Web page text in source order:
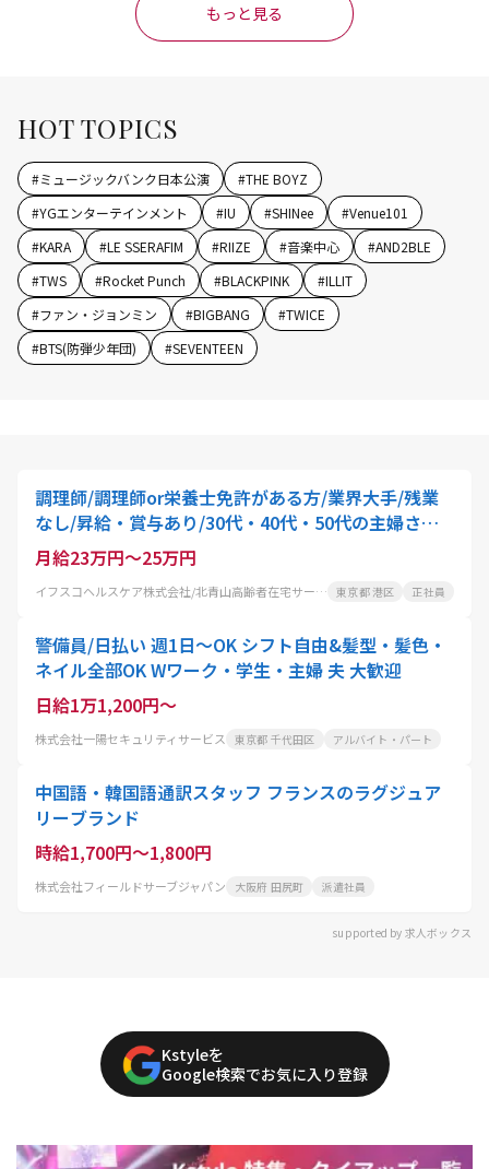
もっと見る
HOT TOPICS
#ミュージックバンク日本公演 #THE BOYZ
#YGエンターテインメント #IU #SHINee #Venue101
#KARA #LE SSERAFIM #RIIZE #音楽中心 #AND2BLE
#TWS #Rocket Punch #BLACKPINK #ILLIT
#ファン・ジョンミン #BIGBANG #TWICE
#BTS(防弾少年団) #SEVENTEEN
調理師/調理師or栄養士免許がある方/業界大手/残業
なし/昇給・賞与あり/30代・40代・50代の主婦さん
活躍中
月給23万円～25万円
イフスコヘルスケア株式会社/北青山高齢者在宅サービスセンター 東京都 港区 正社員
警備員/日払い 週1日～OK シフト自由&髪型・髪色・
ネイル全部OK Wワーク・学生・主婦 夫 大歓迎
日給1万1,200円～
株式会社一陽セキュリティサービス 東京都 千代田区 アルバイト・パート
中国語・韓国語通訳スタッフ フランスのラグジュア
リーブランド
時給1,700円～1,800円
株式会社フィールドサーブジャパン 大阪府 田尻町 派遣社員
supported by 求人ボックス
Kstyleを
Google検索でお気に入り登録